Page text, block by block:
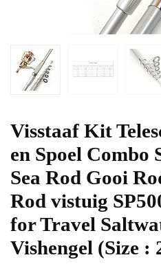
Visstaaf Kit
en Spoel Combo
Sea Rod Gooi
Rod vistuig
for Travel
Vishengel (Size :